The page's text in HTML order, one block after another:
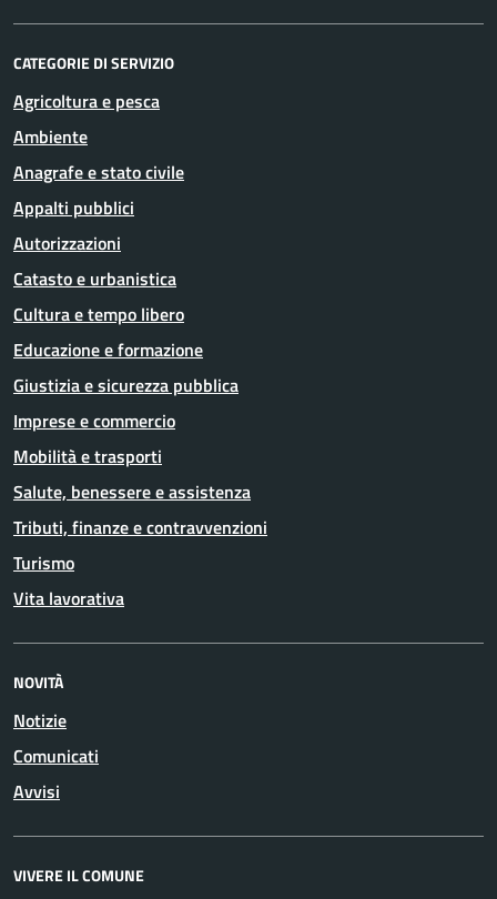
CATEGORIE DI SERVIZIO
Agricoltura e pesca
Ambiente
Anagrafe e stato civile
Appalti pubblici
Autorizzazioni
Catasto e urbanistica
Cultura e tempo libero
Educazione e formazione
Giustizia e sicurezza pubblica
Imprese e commercio
Mobilità e trasporti
Salute, benessere e assistenza
Tributi, finanze e contravvenzioni
Turismo
Vita lavorativa
NOVITÀ
Notizie
Comunicati
Avvisi
VIVERE IL COMUNE